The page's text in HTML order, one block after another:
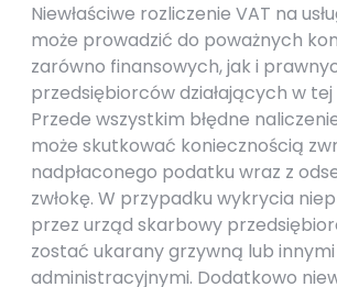
Niewłaściwe rozliczenie VAT na
może prowadzić do poważnych
zarówno finansowych, jak i
przedsiębiorców działających w tej
Przede wszystkim błędne
może skutkować koniecznością
nadpłaconego podatku wraz z
zwłokę. W przypadku wykrycia
przez urząd skarbowy
zostać ukarany grzywną lub
administracyjnymi. Dodatkowo